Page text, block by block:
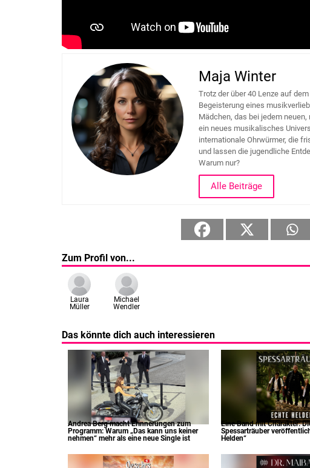
Maja Winter
Trotz der über 40 Lenze auf
Begeisterung eines
Mädchen, das bei jedem
ein neues musikalisches
internationale Ohrwürmer, die
und lassen die jugendliche
Warum nur?
Alle Beiträge
Zum Profil von...
Laura
Müller
Michael
Wendler
Das könnte dich auch interessieren
Andrea Berg macht Erinnerungen zum
Programm: Warum „Das kann uns keiner
nehmen“ mehr als eine neue Single ist
Eine Band mit Charakter:
Spessarträuber
Helden“